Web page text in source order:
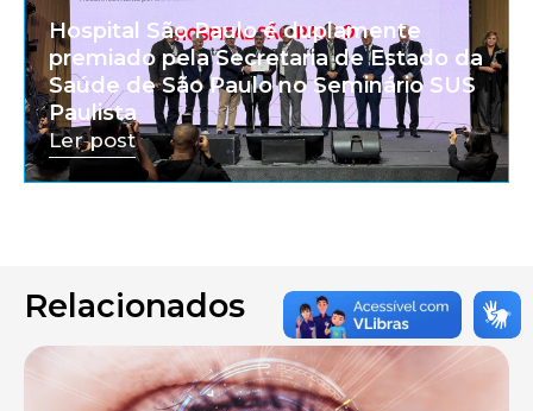
Hospital São Paulo é duplamente
premiado pela Secretaria de Estado da
Saúde de São Paulo no Seminário SUS
Paulista
Ler post
Relacionados